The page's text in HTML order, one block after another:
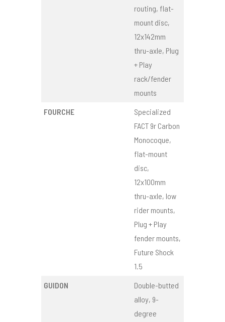
routing, flat-
mount disc,
12x142mm
thru-axle, Plug
+ Play
rack/fender
mounts
FOURCHE
Specialized
FACT 9r Carbon
Monocoque,
flat-mount
disc,
12x100mm
thru-axle, low
rider mounts,
Plug + Play
fender mounts,
Future Shock
1.5
GUIDON
Double-butted
alloy, 9-
degree